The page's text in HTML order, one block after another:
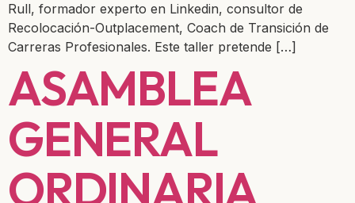
Rull, formador experto en Linkedin, consultor de
Recolocación-Outplacement, Coach de Transición de
Carreras Profesionales. Este taller pretende […]
ASAMBLEA
GENERAL
ORDINARIA